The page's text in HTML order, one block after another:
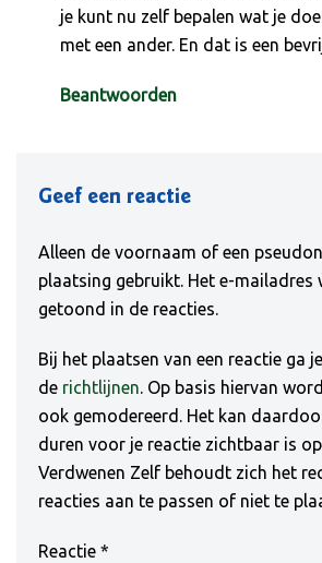
je kunt nu zelf bepalen wat je
met een ander. En dat is een
Beantwoorden
Geef een reactie
Alleen de voornaam of een
plaatsing gebruikt. Het e-mailadres
getoond in de reacties.
Bij het plaatsen van een reactie ga
de richtlijnen. Op basis hiervan
ook gemodereerd. Het kan
duren voor je reactie zichtbaar is
Verdwenen Zelf behoudt zich het
reacties aan te passen of niet te
Reactie *